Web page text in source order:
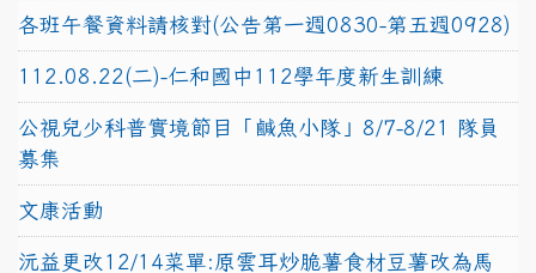
各班午餐資料請核對(公告第一週0830-第五週0928)
112.08.22(二)-仁和國中112學年度新生訓練
公視兒少科普實境節目「鹹魚小隊」8/7-8/21 隊員
募集
文康活動
沅益更改12/14菜單:原雲耳炒脆薯食材豆薯改為馬